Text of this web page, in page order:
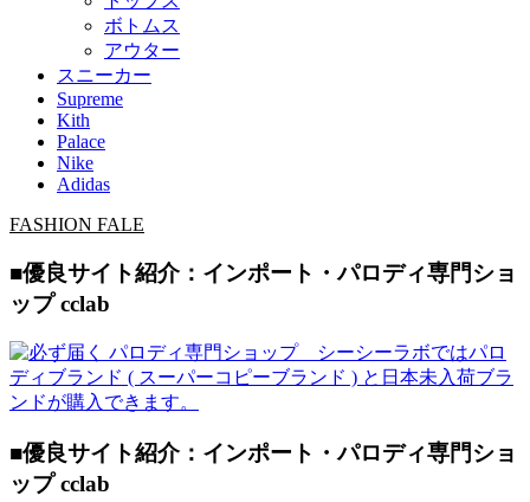
ボトムス
アウター
スニーカー
Supreme
Kith
Palace
Nike
Adidas
FASHION FALE
■優良サイト紹介：インポート・パロディ専門ショ
ップ cclab
■優良サイト紹介：インポート・パロディ専門ショ
ップ cclab